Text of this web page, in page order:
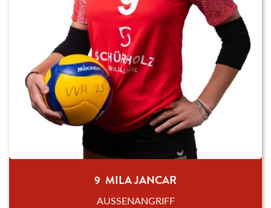
9 MILA JANCAR
AUSSENANGRIFF